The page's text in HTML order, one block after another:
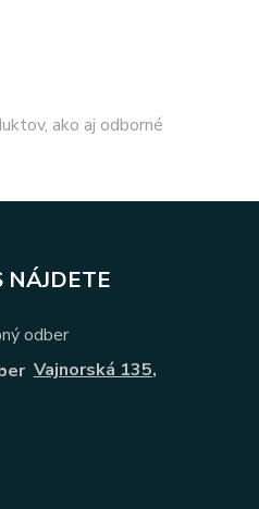
ako aj odborné
NÁJDETE
odber
Vajnorská 135,